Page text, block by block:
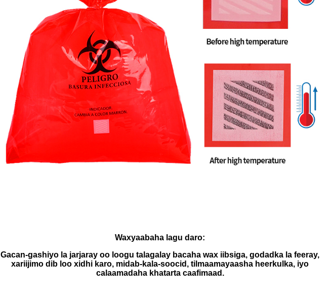
Waxyaabaha lagu daro:
Gacan-gashiyo la jarjaray oo loogu talagalay bacaha wax iibsiga, godadka la feeray,
xariijimo dib loo xidhi karo, midab-kala-soocid, tilmaamayaasha heerkulka, iyo
calaamadaha khatarta caafimaad.